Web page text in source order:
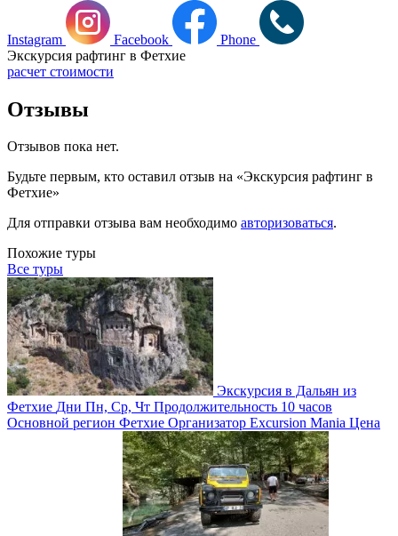
Instagram Facebook
Phone
Экскурсия рафтинг в Фетхие
расчет стоимости
Отзывы
Отзывов пока нет.
Будьте первым, кто оставил отзыв на «Экскурсия рафтинг в
Фетхие»
Для отправки отзыва вам необходимо авторизоваться.
Похожие туры
Все туры
Экскурсия в Дальян из
Фетхие Дни Пн, Ср, Чт Продолжительность 10 часов
Основной регион Фетхие Организатор Excursion Mania Цена